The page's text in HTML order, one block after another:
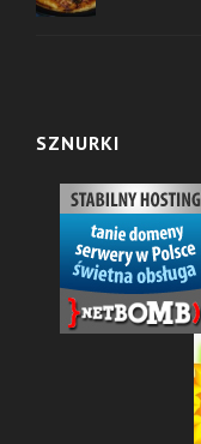
SZNURKI